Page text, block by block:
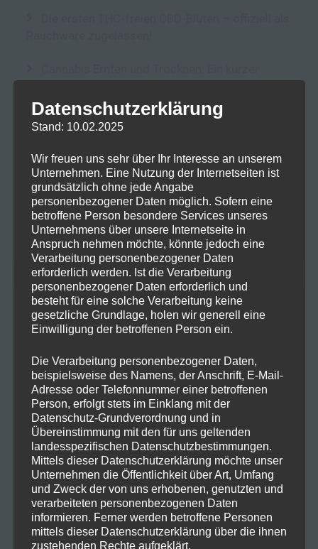
Fokus im Alltag: Mit SwissFX zur optimalen
10-OH-HHC: Ein Blick auf das Potenzial und die
Risiken eines neuen Cannabinoids
Der Einfluss von Terpenen auf die Lagerung
und Qualität von Kräutern: Integra Boost Terpene
NEUESTE KOMMENTARE
Hanfzauber!
JanzuFrohe Ostern mit einer Prise Hanfzauber!
Hartmut K.zuWarum Hanf in deinen Speiseplan
gehört!
Marlene H.zuWarum Hanf in deinen Speiseplan
gehört!
GreenThumbGuruzuDer Weg zum erfolgreichen
Datenschutzerklärung
Stand: 10.02.2025
Wir freuen uns sehr über Ihr Interesse an unserem
Unternehmen. Eine Nutzung der Internetseiten ist
grundsätzlich ohne jede Angabe
personenbezogener Daten möglich. Sofern eine
betroffene Person besondere Services unseres
Unternehmens über unsere Internetseite in
Anspruch nehmen möchte, könnte jedoch eine
Verarbeitung personenbezogener Daten
erforderlich werden. Ist die Verarbeitung
personenbezogener Daten erforderlich und
besteht für eine solche Verarbeitung keine
gesetzliche Grundlage, holen wir generell eine
Einwilligung der betroffenen Person ein.
Die Verarbeitung personenbezogener Daten,
beispielsweise des Namens, der Anschrift, E-Mail-
Adresse oder Telefonnummer einer betroffenen
Person, erfolgt stets im Einklang mit der
Datenschutz-Grundverordnung und in
Übereinstimmung mit den für uns geltenden
landesspezifischen Datenschutzbestimmungen.
Mittels dieser Datenschutzerklärung möchte unser
Unternehmen die Öffentlichkeit über Art, Umfang
und Zweck der von uns erhobenen, genutzten und
verarbeiteten personenbezogenen Daten
informieren. Ferner werden betroffene Personen
mittels dieser Datenschutzerklärung über die ihnen
zustehenden Rechte aufgeklärt.